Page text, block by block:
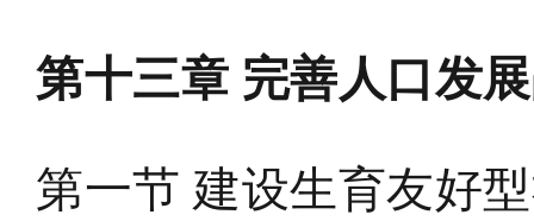
第十三章 完善人口发
第一节 建设生育友好